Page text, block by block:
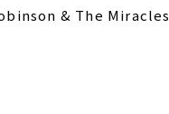
& The Miracles